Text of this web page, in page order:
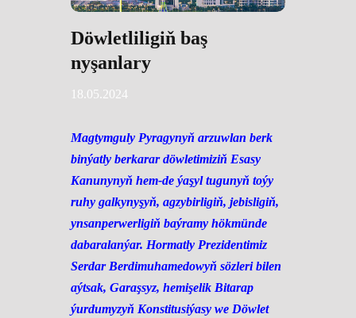
Döwletliligiň baş
nyşanlary
18.05.2024
Magtymguly Pyragynyň arzuwlan berk
binýatly berkarar döwletimiziň Esasy
Kanunynyň hem-de ýaşyl tugunyň toýy
ruhy galkynyşyň, agzybirligiň, jebisligiň,
ynsanperwerligiň baýramy hökmünde
dabaralanýar. Hormatly Prezidentimiz
Serdar Berdimuhamedowyň sözleri bilen
aýtsak, Garaşsyz, hemişelik Bitarap
ýurdumyzyň Konstitusiýasy we Döwlet